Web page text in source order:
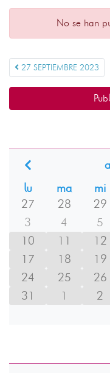
No se han
27 SEPTIEMBRE 2023
lu
ma mi
27
28 29
3
4 5
10
11 12
17
18 19
24
25 26
31
1 2